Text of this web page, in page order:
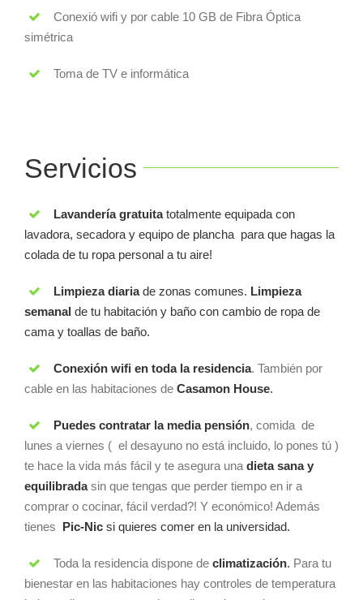
Conexió wifi y por cable 10 GB de Fibra Óptica
simétrica
Toma de TV e informática
Servicios
Lavandería gratuitatotalmente equipada con
lavadora, secadora y equipo de plancha para que hagas la
colada de tu ropa personal a tu aire!
Limpieza diariade zonas comunes. Limpieza
semanal de tu habitación y baño con cambio de ropa de
cama y toallas de baño.
Conexión wifi en toda la residencia. También por
cable en las habitaciones de Casamon House.
Puedes contratar la media pensión, comida de
lunes a viernes ( el desayuno no está incluido, lo pones tú )
te hace la vida más fácil y te asegura una dieta sana y
equilibrada sin que tengas que perder tiempo en ir a
comprar o cocinar, fácil verdad?! Y económico! Además
tienes Pic-Nic si quieres comer en la universidad.
Toda la residencia dispone de climatización. Para tu
bienestar en las habitaciones hay controles de temperatura